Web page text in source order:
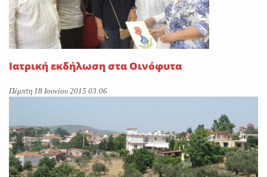
Ιατρική εκδήλωση στα Οινόφυτα
Πέμπτη 18 Ιουνίου 2015 03:06